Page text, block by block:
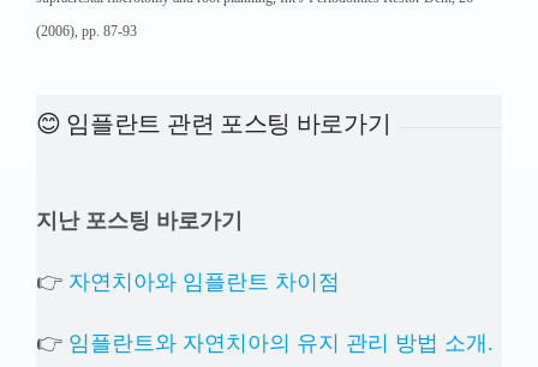
(2006), pp. 87-93
😊 임플란트 관련 포스팅 바로가기
지난 포스팅 바로가기
👉 자연치아와 임플란트 차이점
👉 임플란트와 자연치아의 유지 관리 방법 소개.